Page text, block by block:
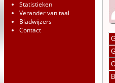
Statistieken
Verander van taal
Bladwijzers
Contact